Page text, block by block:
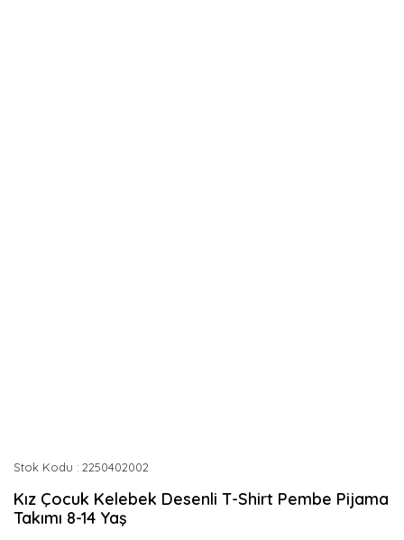
Stok Kodu 2250402002
Kız Çocuk Kelebek Desenli T-Shirt Pembe Pijama
Takımı 8-14 Yaş